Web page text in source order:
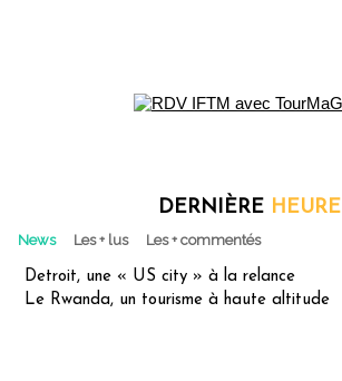
DERNIÈRE HEURE
News Les + lus Les + commentés
Detroit, une « US city » à la relance
Le Rwanda, un tourisme à haute altitude